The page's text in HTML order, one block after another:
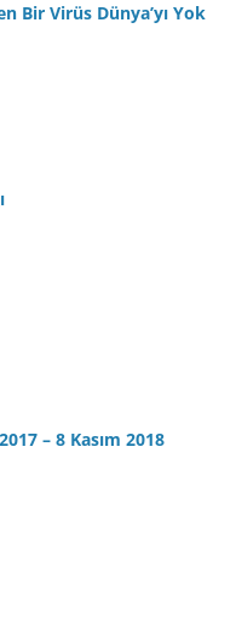
Bir Virüs Dünya’yı Yok
– 8 Kasım 2018